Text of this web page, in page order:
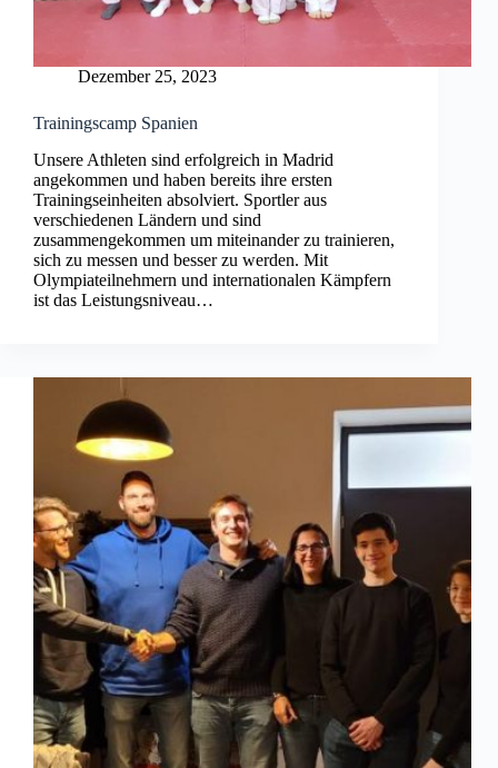
Dezember 25, 2023
Trainingscamp Spanien
Unsere Athleten sind erfolgreich in Madrid
angekommen und haben bereits ihre ersten
Trainingseinheiten absolviert. Sportler aus
verschiedenen Ländern und sind
zusammengekommen um miteinander zu trainieren,
sich zu messen und besser zu werden. Mit
Olympiateilnehmern und internationalen Kämpfern
ist das Leistungsniveau…